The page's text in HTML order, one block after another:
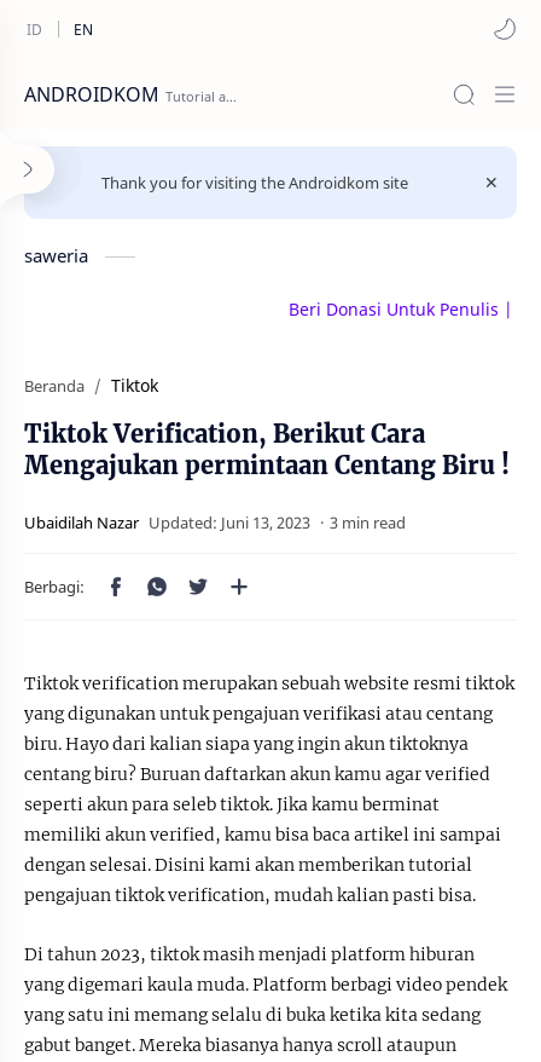
ANDROIDKOM
Thank you for visiting the Androidkom site
saweria
Beri Donasi Untuk Penulis |
Beranda Tiktok
Tiktok Verification, Berikut Cara
Mengajukan permintaan Centang Biru !
3 min read
Tiktok verification merupakan sebuah website resmi tiktok
yang digunakan untuk pengajuan verifikasi atau centang
biru. Hayo dari kalian siapa yang ingin akun tiktoknya
centang biru? Buruan daftarkan akun kamu agar verified
seperti akun para seleb tiktok. Jika kamu berminat
memiliki akun verified, kamu bisa baca artikel ini sampai
dengan selesai. Disini kami akan memberikan tutorial
pengajuan tiktok verification, mudah kalian pasti bisa.
Di tahun 2023, tiktok masih menjadi platform hiburan
yang digemari kaula muda. Platform berbagi video pendek
yang satu ini memang selalu di buka ketika kita sedang
gabut banget. Mereka biasanya hanya scroll ataupun